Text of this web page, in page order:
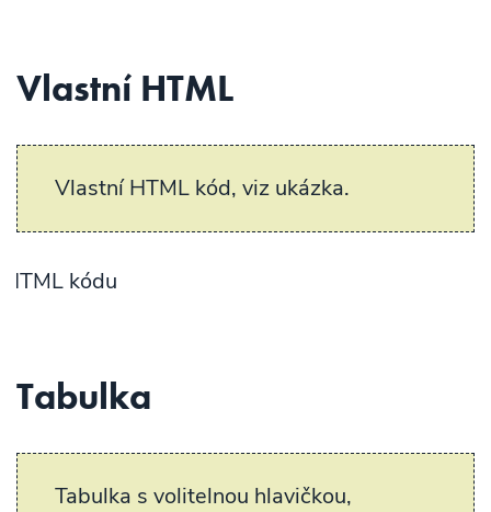
Vlastní HTML
Vlastní HTML kód, viz ukázka.
Tabulka
Tabulka s volitelnou hlavičkou,